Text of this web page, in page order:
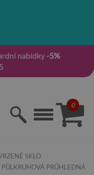
nabídky -5%
0
SKLO
PRŮHLEDNÁ